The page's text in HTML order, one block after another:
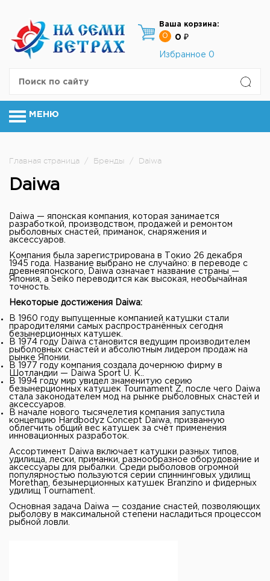
Ваша корзина:
0
0 ₽
Избранное 0
МЕНЮ
Главная страница / Бренды / Daiwa
Daiwa
Daiwa — японская компания, которая занимается
разработкой, производством, продажей и ремонтом
рыболовных снастей, приманок, снаряжения и
аксессуаров.
Компания была зарегистрирована в Токио 26 декабря
1945 года. Название выбрано не случайно: в переводе с
древнеяпонского, Daiwa означает название страны —
Япония, а Seiko переводится как высокая, необычайная
точность.
Некоторые достижения Daiwa:
В 1960 году выпущенные компанией катушки стали
прародителями самых распространённых сегодня
безынерционных катушек.
В 1974 году Daiwa становится ведущим производителем
рыболовных снастей и абсолютным лидером продаж на
рынке Японии.
В 1977 году компания создала дочернюю фирму в
Шотландии — Daiwa Sport U. K..
В 1994 году мир увидел знаменитую серию
безынерционных катушек Tournament Z, после чего Daiwa
стала законодателем мод на рынке рыболовных снастей и
аксессуаров.
В начале нового тысячелетия компания запустила
концепцию Hardbodyz Concept Daiwa, призванную
облегчить общий вес катушек за счёт применения
инновационных разработок.
Ассортимент Daiwa включает катушки разных типов,
удилища, лески, приманки, разнообразное оборудование и
аксессуары для рыбалки. Среди рыболовов огромной
популярностью пользуются серии спиннинговых удилищ
Morethan, безынерционных катушек Branzino и фидерных
удилищ Tоurnament.
Основная задача Daiwa — создание снастей, позволяющих
рыболову в максимальной степени насладиться процессом
рыбной ловли.